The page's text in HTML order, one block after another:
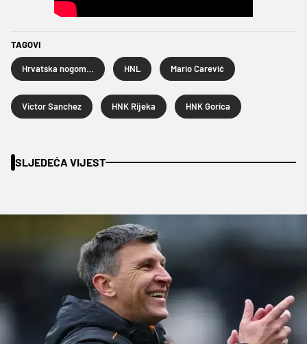
TAGOVI
HNL Mario Carević
Victor Sanchez HNK Rijeka HNK Gorica
SLJEDEĆA VIJEST